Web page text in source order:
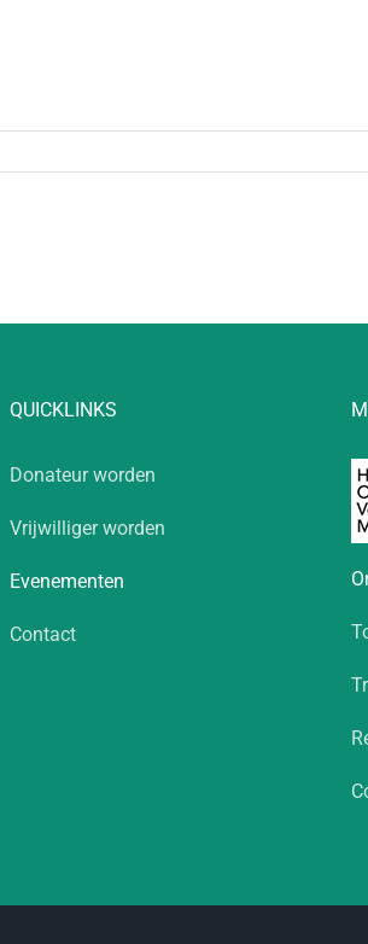
QUICKLINKS
Donateur worden
Vrijwilliger worden
Evenementen
Contact